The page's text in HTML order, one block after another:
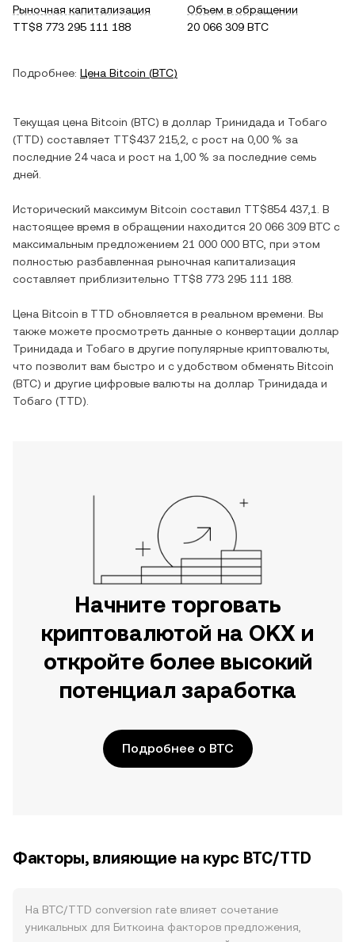
Рыночная капитализация
TT$8 773 295 111 188
Объем в обращении
20 066 309 BTC
Подробнее: Цена Bitcoin (BTC)
Текущая цена Bitcoin (BTC) в доллар Тринидада и Тобаго
(TTD) составляет TT$437 215,2 , c рост на 0,00 % за
последние 24 часа и рост на 1,00 % за последние семь
дней.
Исторический максимум Bitcoin составил TT$854 437,1
. В
настоящее время в обращении находится 20 066 309 BTC с
максимальным предложением 21 000 000 BTC , при этом
полностью разбавленная рыночная капитализация
составляет приблизительно TT$8 773 295 111 188
Цена Bitcoin в TTD обновляется в реальном времени. Вы
также можете просмотреть данные о конвертации доллар
Тринидада и Тобаго в другие популярные криптовалюты,
что позволит вам быстро и с удобством обменять Bitcoin
(BTC) и другие цифровые валюты на доллар Тринидада и
Тобаго (TTD).
Начните торговать
криптовалютой на OKX и
откройте более высокий
потенциал заработка
Подробнее о BTC
Факторы, влияющие на курс BTC/TTD
На BTC/TTD conversion rate влияет сочетание
уникальных для Биткоина факторов предложения,